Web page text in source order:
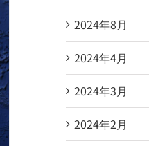
2024年8月
2024年4月
2024年3月
2024年2月